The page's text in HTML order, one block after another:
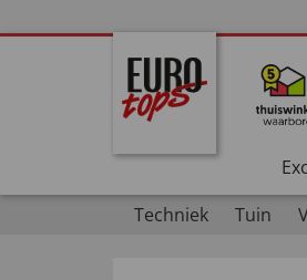
Techniek
Tuin